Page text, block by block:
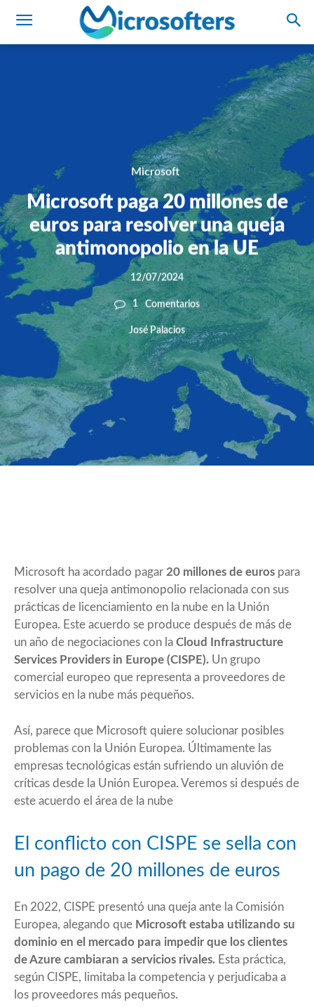
Microsoft
Microsoft paga 20 millones de
euros para resolver una queja
antimonopolio en la UE
12/07/2024
1 Comentarios
José Palacios
Microsoft ha acordado pagar 20 millones de euros para
resolver una queja antimonopolio relacionada con sus
prácticas de licenciamiento en la nube en la Unión
Europea. Este acuerdo se produce después de más de
un año de negociaciones con la Cloud Infrastructure
Services Providers in Europe (CISPE). Un grupo
comercial europeo que representa a proveedores de
servicios en la nube más pequeños.
Así, parece que Microsoft quiere solucionar posibles
problemas con la Unión Europea. Últimamente las
empresas tecnológicas están sufriendo un aluvión de
críticas desde la Unión Europea. Veremos si después de
este acuerdo el área de la nube
El conflicto con CISPE se sella con
un pago de 20 millones de euros
En 2022, CISPE presentó una queja ante la Comisión
Europea, alegando que Microsoft estaba utilizando su
dominio en el mercado para impedir que los clientes
de Azure cambiaran a servicios rivales. Esta práctica,
según CISPE, limitaba la competencia y perjudicaba a
los proveedores más pequeños.